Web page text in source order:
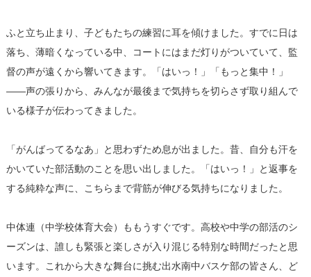
ふと立ち止まり、子どもたちの練習に耳を傾けました。すでに日は
落ち、薄暗くなっている中、コートにはまだ灯りがついていて、監
督の声が遠くから響いてきます。「はいっ！」「もっと集中！」
――声の張りから、みんなが最後まで気持ちを切らさず取り組んで
いる様子が伝わってきました。
「がんばってるなあ」と思わずため息が出ました。昔、自分も汗を
かいていた部活動のことを思い出しました。「はいっ！」と返事を
する純粋な声に、こちらまで背筋が伸びる気持ちになりました。
中体連（中学校体育大会）ももうすぐです。高校や中学の部活のシ
ーズンは、誰しも緊張と楽しさが入り混じる特別な時間だったと思
います。これから大きな舞台に挑む出水南中バスケ部の皆さん、ど